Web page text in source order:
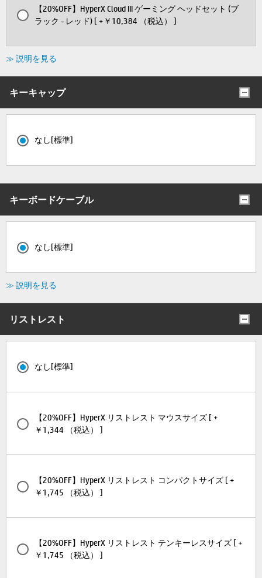
【20%OFF】HyperX Cloud III ゲーミング ヘッドセット (ブ
ラック - レッド) [ +￥10,384 （税込） ]
≫ 説明を見る
キーキャップ
なし[標準]
キーボードケーブル
なし[標準]
≫ 説明を見る
リストレスト
なし[標準]
【20%OFF】HyperX リストレスト マウスサイズ [ +
￥1,344 （税込） ]
【20%OFF】HyperX リストレスト コンパクトサイズ [ +
￥1,745 （税込） ]
【20%OFF】HyperX リストレスト テンキーレスサイズ [ +
￥1,745 （税込） ]